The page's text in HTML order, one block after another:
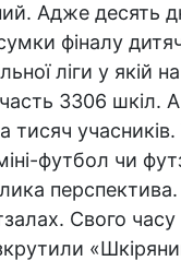
Адже десять
фіналу
ліги у якій
3306 шкіл.
тисяч
футбол чи
Свого